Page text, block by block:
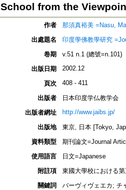
School from the
作者
那須真裕美 =Nasu,
出處題名
印度學佛教學研究
卷期
v.51 n.1 (總號=n.101)
出版日期
2002.12
頁次 408 - 411
出版者
日本印度学仏教学会
出版者網址
http://www.jaibs.jp/
出版地
東京, 日本 [Tokyo,
資料類型
期刊論文=Journal
使用語言
日文=Japanese
附註項
東國大學校における
關鍵詞
バーヴィヴェエカ; チ